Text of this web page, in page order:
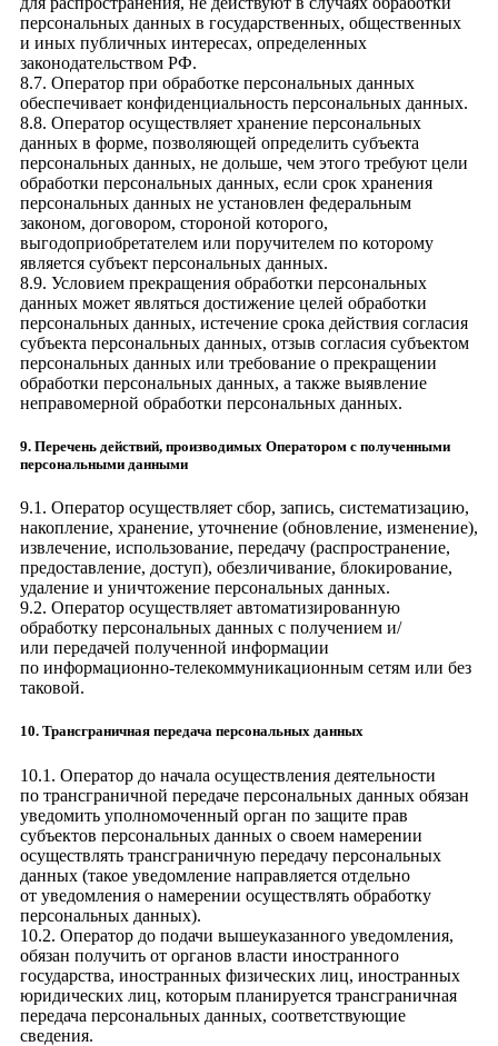
персональных данных в государственных, общественных
и иных публичных интересах, определенных
законодательством РФ.
8.7. Оператор при обработке персональных данных
обеспечивает конфиденциальность персональных данных.
8.8. Оператор осуществляет хранение персональных
данных в форме, позволяющей определить субъекта
персональных данных, не дольше, чем этого требуют цели
обработки персональных данных, если срок хранения
персональных данных не установлен федеральным
законом, договором, стороной которого,
выгодоприобретателем или поручителем по которому
является субъект персональных данных.
8.9. Условием прекращения обработки персональных
данных может являться достижение целей обработки
персональных данных, истечение срока действия согласия
субъекта персональных данных, отзыв согласия субъектом
персональных данных или требование о прекращении
обработки персональных данных, а также выявление
неправомерной обработки персональных данных.
9. Перечень действий, производимых Оператором с полученными
персональными данными
9.1. Оператор осуществляет сбор, запись, систематизацию,
накопление, хранение, уточнение (обновление, изменение),
извлечение, использование, передачу (распространение,
предоставление, доступ), обезличивание, блокирование,
удаление и уничтожение персональных данных.
9.2. Оператор осуществляет автоматизированную
обработку персональных данных с получением и/
или передачей полученной информации
по информационно-телекоммуникационным сетям или без
таковой.
10. Трансграничная передача персональных данных
10.1. Оператор до начала осуществления деятельности
по трансграничной передаче персональных данных обязан
уведомить уполномоченный орган по защите прав
субъектов персональных данных о своем намерении
осуществлять трансграничную передачу персональных
данных (такое уведомление направляется отдельно
от уведомления о намерении осуществлять обработку
персональных данных).
10.2. Оператор до подачи вышеуказанного уведомления,
обязан получить от органов власти иностранного
государства, иностранных физических лиц, иностранных
юридических лиц, которым планируется трансграничная
передача персональных данных, соответствующие
сведения.